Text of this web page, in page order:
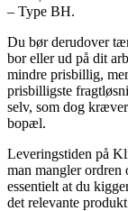
– Type BH.
Du bør derudover
bor eller ud på dit
mindre prisbillig,
prisbilligste
selv, som dog
bopæl.
Leveringstiden på
man mangler ordren
essentielt at du
det relevante